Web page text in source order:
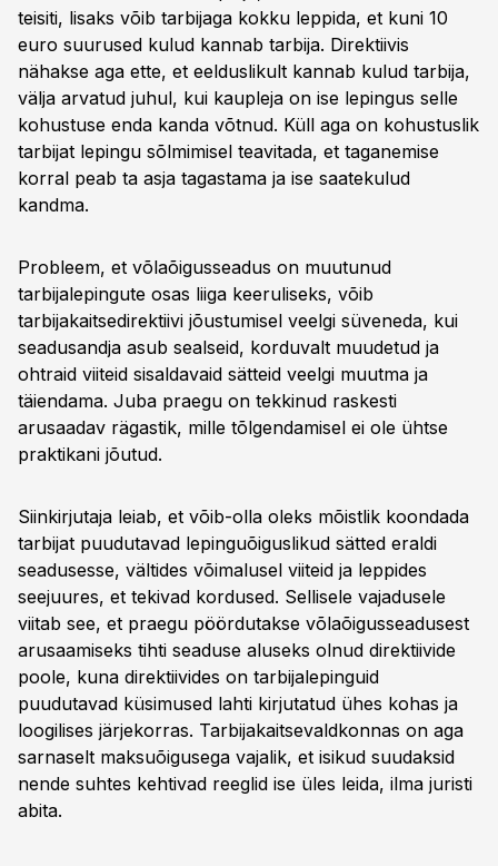
teisiti, lisaks võib tarbijaga kokku leppida, et kuni 10
euro suurused kulud kannab tarbija. Direktiivis
nähakse aga ette, et eelduslikult kannab kulud tarbija,
välja arvatud juhul, kui kaupleja on ise lepingus selle
kohustuse enda kanda võtnud. Küll aga on kohustuslik
tarbijat lepingu sõlmimisel teavitada, et taganemise
korral peab ta asja tagastama ja ise saatekulud
kandma.
Probleem, et võlaõigusseadus on muutunud
tarbijalepingute osas liiga keeruliseks, võib
tarbijakaitsedirektiivi jõustumisel veelgi süveneda, kui
seadusandja asub sealseid, korduvalt muudetud ja
ohtraid viiteid sisaldavaid sätteid veelgi muutma ja
täiendama. Juba praegu on tekkinud raskesti
arusaadav rägastik, mille tõlgendamisel ei ole ühtse
praktikani jõutud.
Siinkirjutaja leiab, et võib-olla oleks mõistlik koondada
tarbijat puudutavad lepinguõiguslikud sätted eraldi
seadusesse, vältides võimalusel viiteid ja leppides
seejuures, et tekivad kordused. Sellisele vajadusele
viitab see, et praegu pöördutakse võlaõigusseadusest
arusaamiseks tihti seaduse aluseks olnud direktiivide
poole, kuna direktiivides on tarbijalepinguid
puudutavad küsimused lahti kirjutatud ühes kohas ja
loogilises järjekorras. Tarbijakaitsevaldkonnas on aga
sarnaselt maksuõigusega vajalik, et isikud suudaksid
nende suhtes kehtivad reeglid ise üles leida, ilma juristi
abita.